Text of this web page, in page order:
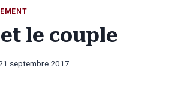
le couple
septembre 2017